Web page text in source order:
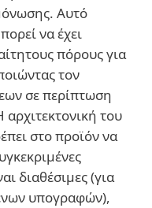
Αυτό
να έχει
πόρους για
τον
σε περίπτωση
του
στο προϊόν να
διαθέσιμες (για
υπογραφών),